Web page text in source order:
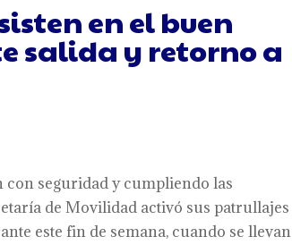
en el buen
salida y retorno a
con seguridad y cumpliendo las
de Movilidad activó sus patrullajes
este fin de semana, cuando se llevan